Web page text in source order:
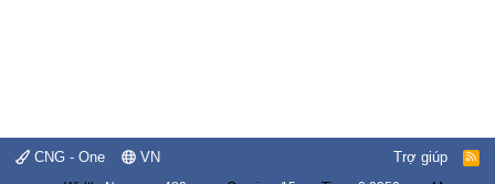
CNG - One VN Trợ giúp
R